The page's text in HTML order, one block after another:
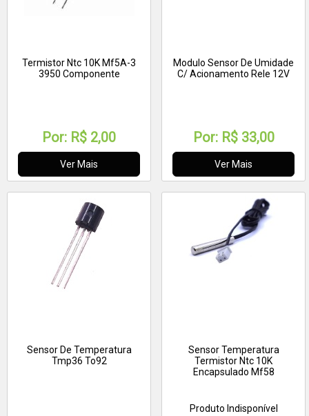
Termistor Ntc 10K Mf5A-3
3950 Componente
Por: R$ 2,00
Ver Mais
Modulo Sensor De Umidade
C/ Acionamento Rele 12V
Por: R$ 33,00
Ver Mais
Sensor De Temperatura
Tmp36 To92
Sensor Temperatura
Termistor Ntc 10K
Encapsulado Mf58
Produto Indisponível